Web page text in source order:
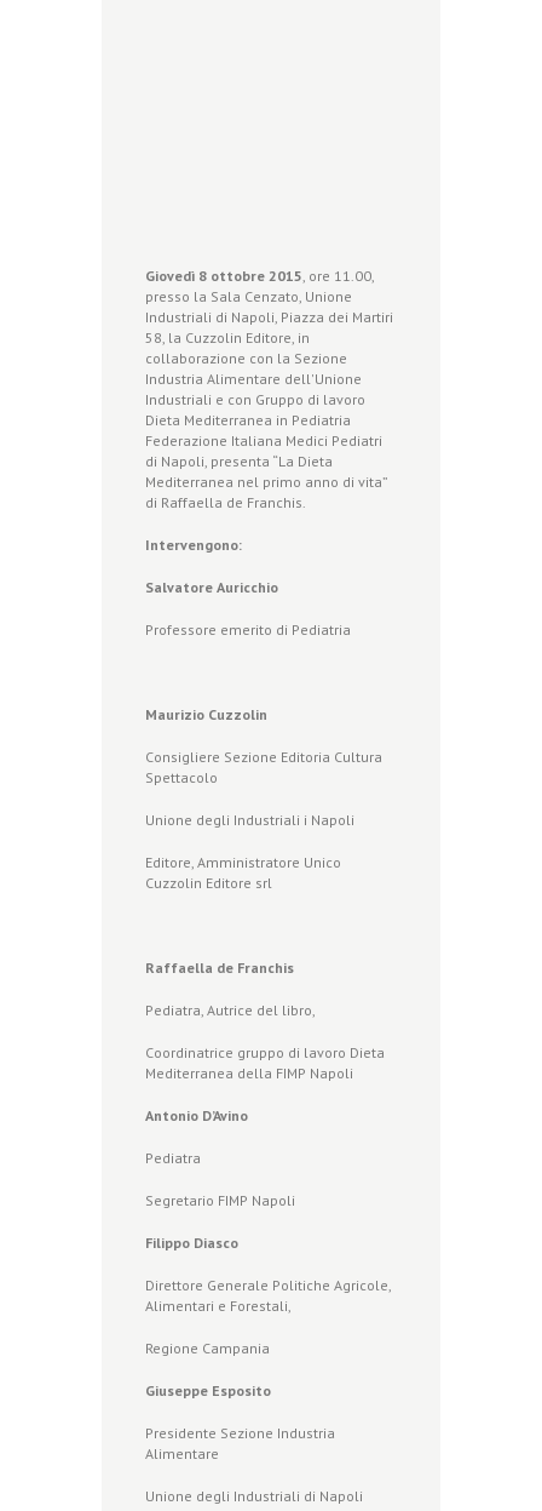
Giovedì 8 ottobre 2015, ore 11.00,
presso la Sala Cenzato, Unione
Industriali di Napoli, Piazza dei Martiri
58, la Cuzzolin Editore, in
collaborazione con la Sezione
Industria Alimentare dell'Unione
Industriali e con Gruppo di lavoro
Dieta Mediterranea in Pediatria
Federazione Italiana Medici Pediatri
di Napoli, presenta “La Dieta
Mediterranea nel primo anno di vita”
di Raffaella de Franchis.
Intervengono:
Salvatore Auricchio
Professore emerito di Pediatria
Maurizio Cuzzolin
Consigliere Sezione Editoria Cultura
Spettacolo
Unione degli Industriali i Napoli
Editore, Amministratore Unico
Cuzzolin Editore srl
Raffaella de Franchis
Pediatra, Autrice del libro,
Coordinatrice gruppo di lavoro Dieta
Mediterranea della FIMP Napoli
Antonio D’Avino
Pediatra
Segretario FIMP Napoli
Filippo Diasco
Direttore Generale Politiche Agricole,
Alimentari e Forestali,
Regione Campania
Giuseppe Esposito
Presidente Sezione Industria
Alimentare
Unione degli Industriali di Napoli